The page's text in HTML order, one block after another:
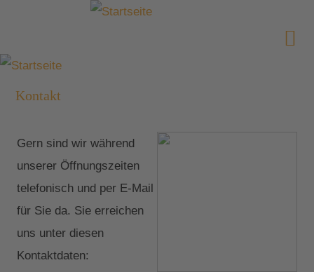
Kontakt
Gern sind wir während
unserer Öffnungszeiten
telefonisch und per E-Mail
für Sie da. Sie erreichen
uns unter diesen
Kontaktdaten: